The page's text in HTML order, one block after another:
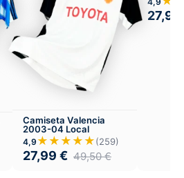
Camiseta Valencia
2003-04 Local
4,9 ★★★★★(259)
27,99 € 49,50€
27,99